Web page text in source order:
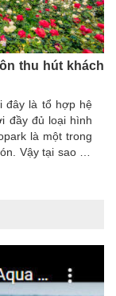
thu hút khách
đây là tổ hợp hệ
đầy đủ loại hình
là một trong
Vậy tại sao dù
luôn thu hút